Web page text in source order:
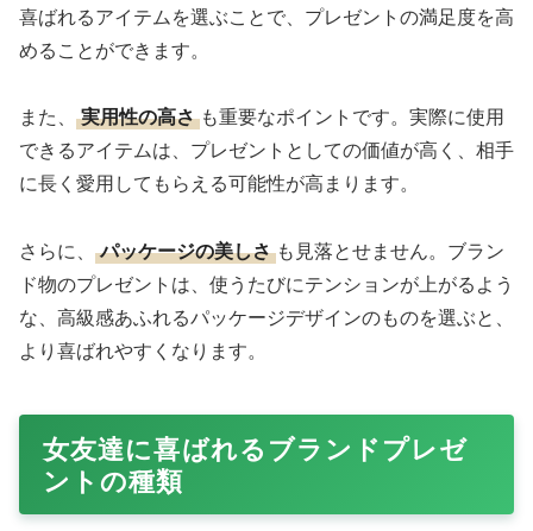
喜ばれるアイテムを選ぶことで、プレゼントの満足度を高
めることができます。
また、 実用性の高さ も重要なポイントです。実際に使用
できるアイテムは、プレゼントとしての価値が高く、相手
に長く愛用してもらえる可能性が高まります。
さらに、 パッケージの美しさ も見落とせません。ブラン
ド物のプレゼントは、使うたびにテンションが上がるよう
な、高級感あふれるパッケージデザインのものを選ぶと、
より喜ばれやすくなります。
女友達に喜ばれるブランドプレゼ
ントの種類